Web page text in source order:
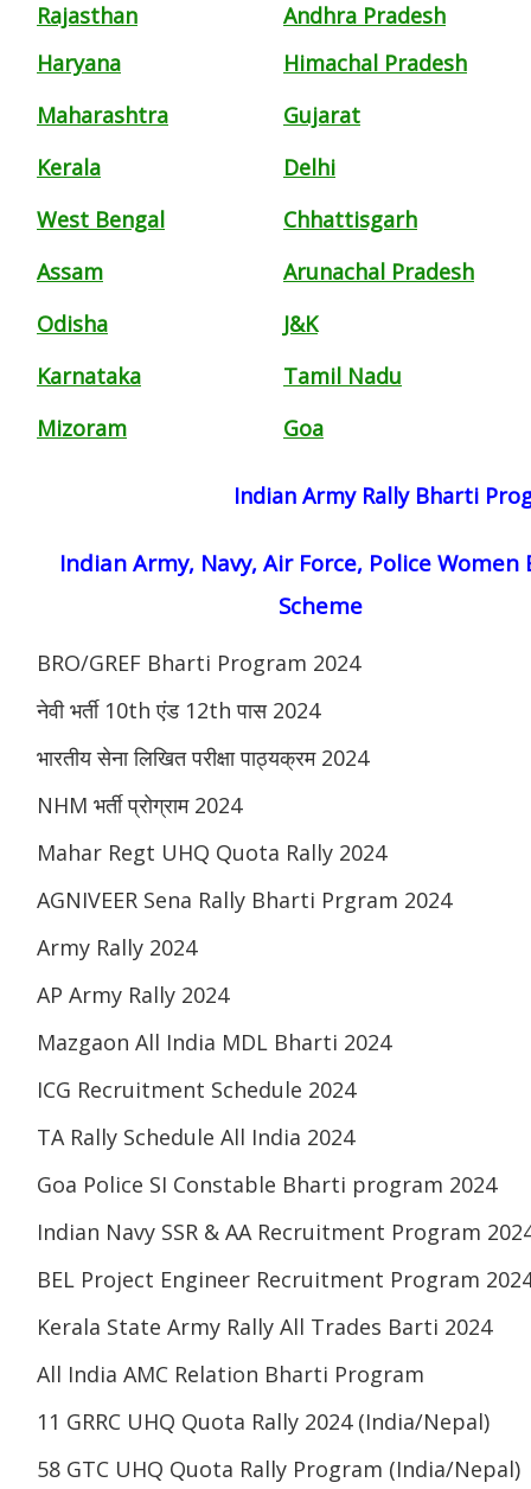
Rajasthan
Andhra Pradesh
Haryana
Himachal Pradesh
Maharashtra
Gujarat
Kerala
Delhi
West Bengal
Chhattisgarh
Assam
Arunachal Pradesh
Odisha
J&K
Karnataka
Tamil Nadu
Mizoram
Goa
Indian Army Rally Bharti
Indian Army, Navy, Air Force, Police Women
Scheme
BRO/GREF Bharti Program 2024
नेवी भर्ती 10th एंड 12th पास 2024
भारतीय सेना लिखित परीक्षा पाठ्यक्रम 2024
NHM भर्ती प्रोग्राम 2024
Mahar Regt UHQ Quota Rally 2024
AGNIVEER Sena Rally Bharti Prgram 2024
Army Rally 2024
AP Army Rally 2024
Mazgaon All India MDL Bharti 2024
ICG Recruitment Schedule 2024
TA Rally Schedule All India 2024
Goa Police SI Constable Bharti program 2024
Indian Navy SSR & AA Recruitment Program
BEL Project Engineer Recruitment Program
Kerala State Army Rally All Trades Barti 2024
All India AMC Relation Bharti Program
11 GRRC UHQ Quota Rally 2024 (India/Nepal)
58 GTC UHQ Quota Rally Program (India/Nepal)